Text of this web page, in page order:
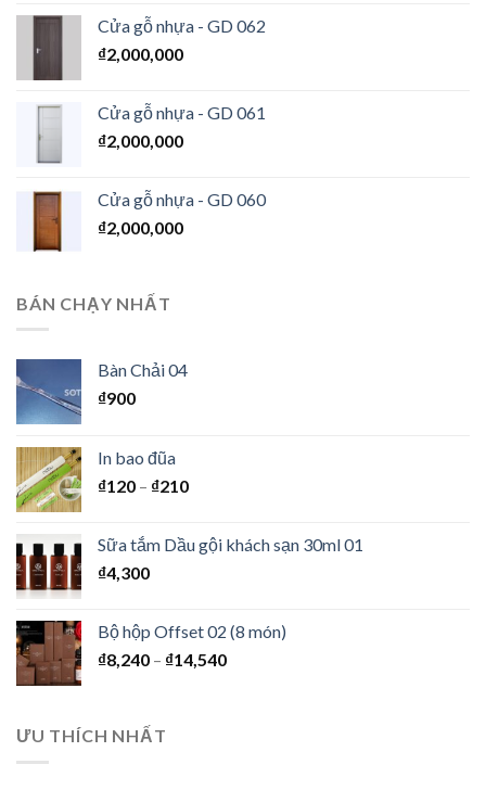
Cửa gỗ nhựa - GD 062
₫2,000,000
Cửa gỗ nhựa - GD 061
₫2,000,000
Cửa gỗ nhựa - GD 060
₫2,000,000
BÁN CHẠY NHẤT
Bàn Chải 04
₫900
In bao đũa
₫120 – ₫210
Sữa tắm Dầu gội khách sạn 30ml 01
₫4,300
Bộ hộp Offset 02 (8 món)
₫8,240 – ₫14,540
ƯU THÍCH NHẤT